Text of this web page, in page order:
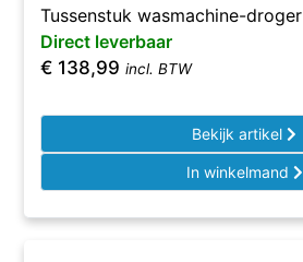
Tussenstuk wasmachine-droger
Direct leverbaar
€ 138,99 incl. BTW
Bekijk artikel
In winkelmand